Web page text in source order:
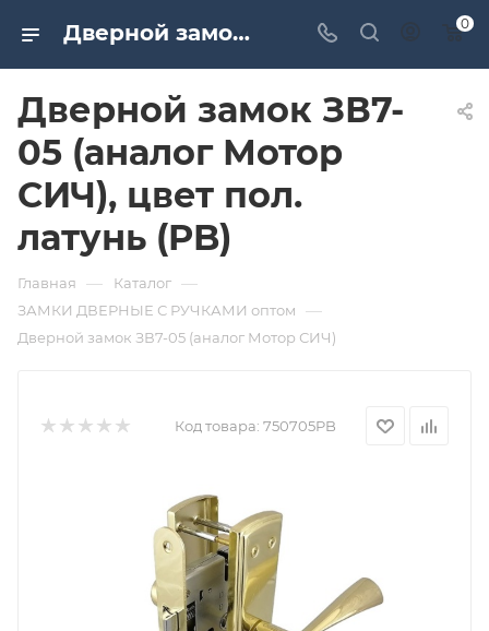
Дверной замок ЗВ7-05 (аналог Мотор СИЧ), цвет пол. латунь (PB). Дверная и мебельная фурнитура САМИР-КИЛИТ | Оптовые поставки 0
Дверной замок ЗВ7-
05 (аналог Мотор
СИЧ), цвет пол.
латунь (PB)
Главная — Каталог —
ЗАМКИ ДВЕРНЫЕ С РУЧКАМИ оптом —
Дверной замок ЗВ7-05 (аналог Мотор СИЧ)
Код товара: 750705PB